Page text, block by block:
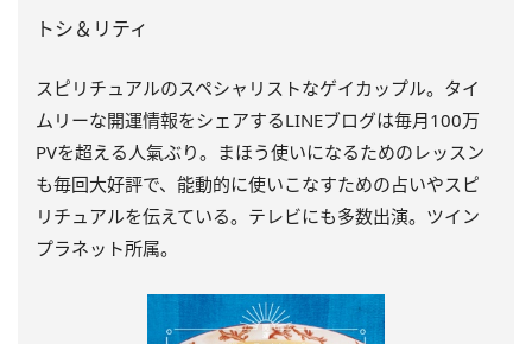
トシ＆リティ
スピリチュアルのスペシャリストなゲイカップル。タイ
ムリーな開運情報をシェアするLINEブログは毎月100万
PVを超える人氣ぶり。まほう使いになるためのレッスン
も毎回大好評で、能動的に使いこなすための占いやスピ
リチュアルを伝えている。テレビにも多数出演。ツイン
プラネット所属。